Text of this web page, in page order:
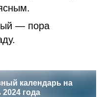
— пора
календарь на
года